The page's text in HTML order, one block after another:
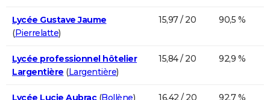
Lycée Gustave Jaume
(Pierrelatte)
15,97 / 20 90,5 %
Lycée professionnel hôtelier
Largentière (Largentière)
15,84 / 20 92,9 %
Lycée Lucie Aubrac(Bollène) 16,42 / 20 92,7 %